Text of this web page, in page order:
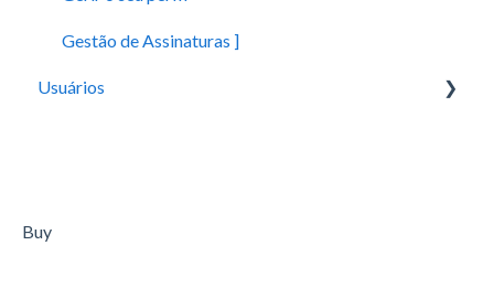
Gestão de Assinaturas ]
Usuários
Buy